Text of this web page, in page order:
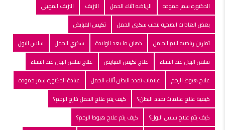
الدكتوره سمر حموده
الرياضه اثناء الحمل النزيف
النزيف المهبلي
بعض العادات الصحية لتجنب سكري الحمل
تكيس المبايض
تمارين رياضيه للام الحامل
ذهان ما بعد الولادة سكري الحمل
سلس البول
سلس البول عند النساء
علاج تكيس المبايض
علاج سلس البول عند النساء
علاج هبوط الرحم
علامات تمدد البطن أثناء الحمل
عيادة الدكتوره سمر حموده
كيفية علاج علامات تمدد البطن؟
كيف يتم علاج الحمل خارج الرحم؟
كيف يتم علاج سلس البول؟
كيف يتم علاج هبوط الرحم؟